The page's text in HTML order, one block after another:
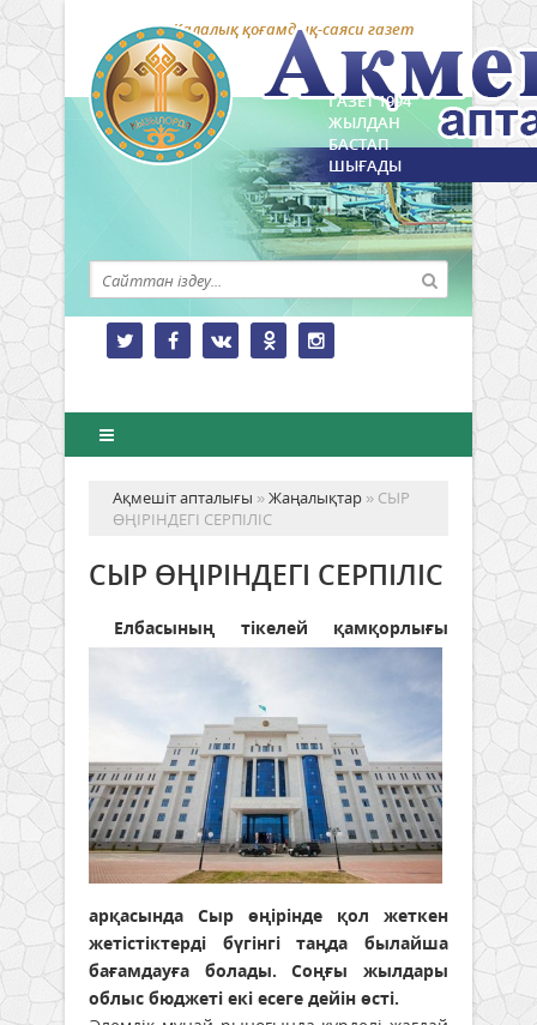
Қалалық қоғамдық-саяси газет
ГАЗЕТ 1994
ЖЫЛДАН
БАСТАП
ШЫҒАДЫ
Ақмешіт апталығы »Жаңалықтар » СЫР
ӨҢІРІНДЕГІ СЕРПІЛІС
СЫР ӨҢІРІНДЕГІ СЕРПІЛІС
Елбасының тікелей қамқорлығы
арқасында Сыр өңірінде қол жеткен
жетістіктерді бүгінгі таңда былайша
бағамдауға болады. Соңғы жылдары
облыс бюджеті екі есеге дейін өсті.